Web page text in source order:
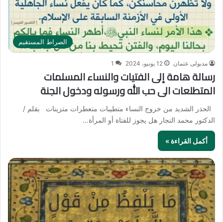
الصراط المستقيم
مدبولى عتمان 12 يونيو، 2024 1
رسالة هامة إلى الفتيات والنساء المسلمات
المتطلعات الى حب الله ورسوله ودخول الجنة
الحذر الشديد من خروج النساء متطيبات متعطرات متزينات بقلم /
الدكتور محمد النجار هل يجوز للفتاة أو المرأة…
أكمل القراءة »